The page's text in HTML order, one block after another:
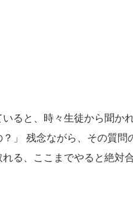
ると、時々生徒から聞か
？」 残念ながら、その質
る、ここまでやると絶対